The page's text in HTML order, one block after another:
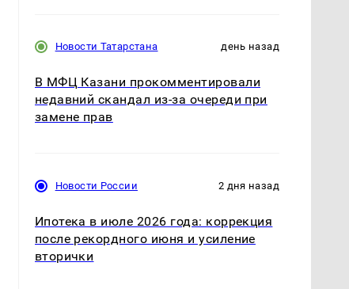
Новости Татарстана день назад
В МФЦ Казани прокомментировали
недавний скандал из-за очереди при
замене прав
Новости России 2 дня назад
Ипотека в июле 2026 года: коррекция
после рекордного июня и усиление
вторички